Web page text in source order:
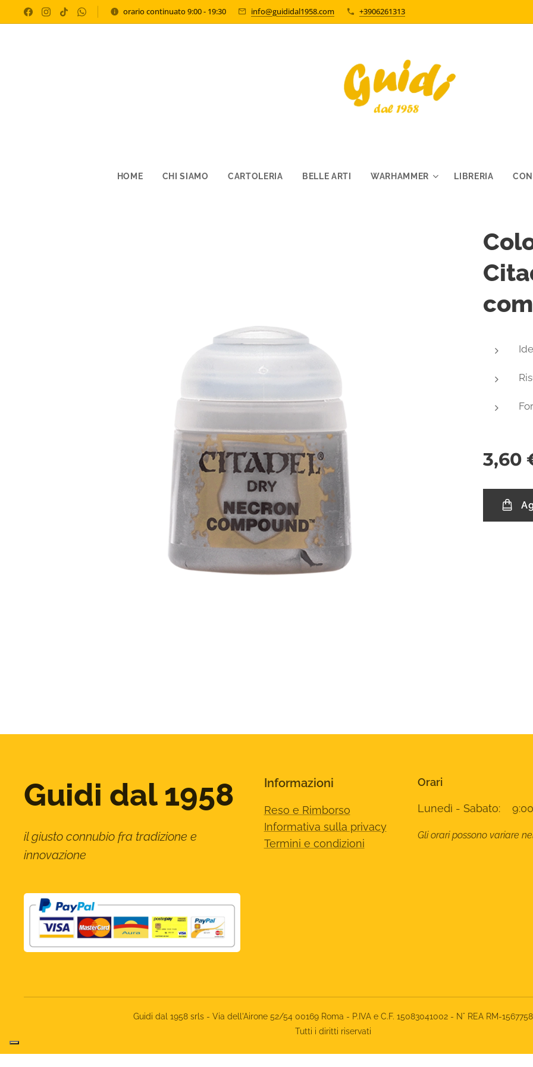
orario continuato 9:00 - 19:30 info@guididal1958.com +3906261313
HOME CHI SIAMO CARTOLERIA BELLE ARTI WARHAMMER LIBRERIA
3,60
Guidi dal 1958
il giusto connubio fra tradizione e
innovazione
Informazioni
Reso e Rimborso
Informativa sulla privacy
Termini e condizioni
Orari
Lunedì - Sabato: 9:00
Gli orari possono variare
Guidi dal 1958 srls - Via dell'Airone 52/54 00169 Roma - P.IVA e C.F. 15083041002 - N° REA RM-1567758
Tutti i diritti riservati